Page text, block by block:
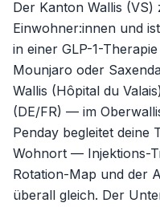
Der Kanton Wallis
Einwohner:innen und
in einer GLP-1-
Mounjaro oder
Wallis (Hôpital du
(DE/FR) — im
Penday begleitet deine
Wohnort — Injektions-
Rotation-Map und der
überall gleich. Der